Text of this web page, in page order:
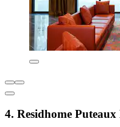
4. Residhome Puteaux